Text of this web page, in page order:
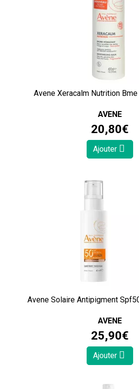
Avene Xeracalm Nutrition
AVENE
20,80€
Ajouter
Avene Solaire Antipigment
AVENE
25,90€
Ajouter